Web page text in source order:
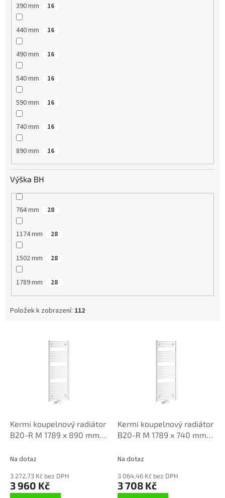
390 mm 16
440 mm 16
490 mm 16
540 mm 16
590 mm 16
740 mm 16
890 mm 16
Výška BH
764 mm 28
1174 mm 28
1502 mm 28
1789 mm 28
Položek k zobrazení: 112
Kermi koupelnový radiátor
B20-R M 1789 x 890 mm
Na dotaz
3 272,73 Kč bez DPH
3 960 Kč
Kermi koupelnový radiátor
B20-R M 1789 x 740 mm
Na dotaz
3 064,46 Kč bez DPH
3 708 Kč